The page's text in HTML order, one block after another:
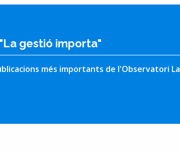
gestió importa"
més importants de l'Observatori La